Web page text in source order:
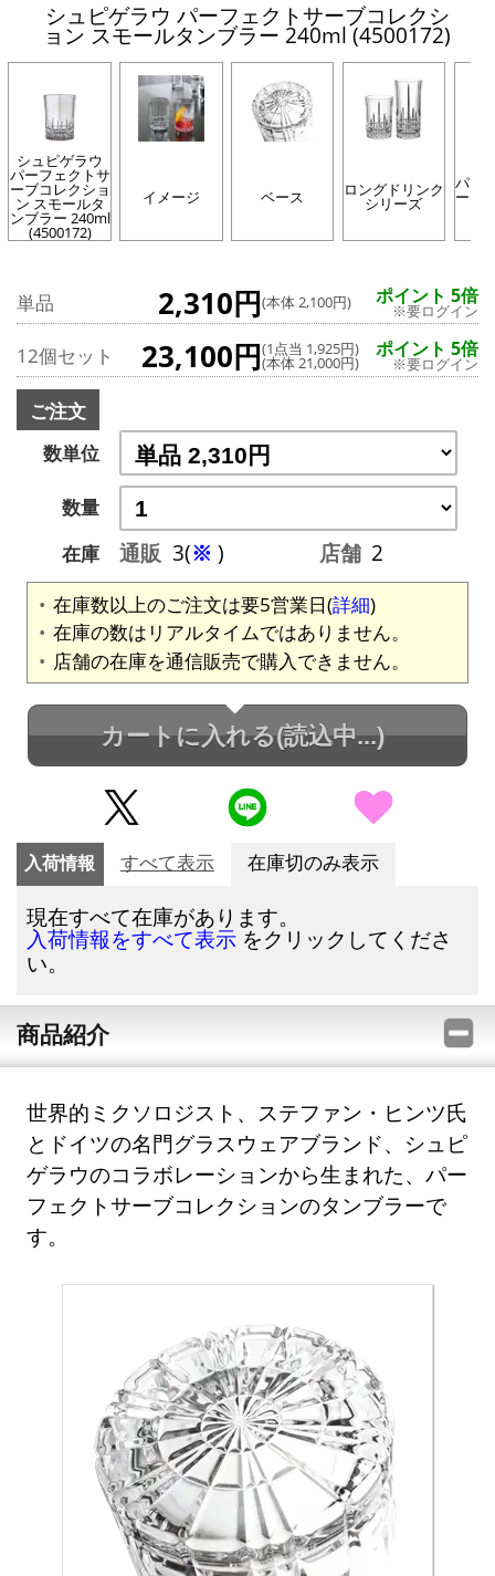
シュピゲラウ パーフェクトサーブコレクシ
ョン スモールタンブラー 240ml (4500172)
シュピゲラウ
パーフェクトサ
ーブコレクショ
ン スモールタ
ンブラー 240ml
(4500172)
イメージ ベース ロングドリンク
シリーズ
パー
ーブ
単品 2,310円(本体 2,100円) ポイント 5倍
※要ログイン
12個セット 23,100円(1点当 1,925円)
(本体 21,000円)
ポイント 5倍
※要ログイン
ご注文
数単位
数量
在庫
通販 3(※ ) 店舗 2
在庫数以上のご注文は要5営業日(詳細)
在庫の数はリアルタイムではありません。
店舗の在庫を通信販売で購入できません。
カートに入れる(読込中...)
入荷情報 すべて表示 在庫切のみ表示
現在すべて在庫があります。
入荷情報をすべて表示 をクリックしてくださ
い。
商品紹介
世界的ミクソロジスト、ステファン・ヒンツ氏
とドイツの名門グラスウェアブランド、シュピ
ゲラウのコラボレーションから生まれた、パー
フェクトサーブコレクションのタンブラーで
す。